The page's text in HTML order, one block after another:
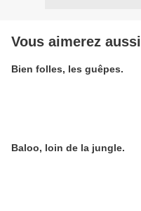
Vous aimerez aussi
Bien folles, les guêpes.
Baloo, loin de la jungle.